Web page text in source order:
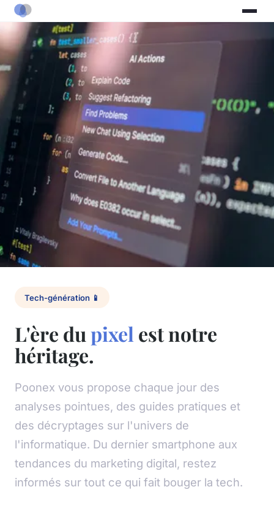
Tech-génération 📱
L'ère dupixel est notre
héritage.
Poonex vous propose chaque jour des
analyses pointues, des guides pratiques et
des décryptages sur l'univers de
l'informatique. Du dernier smartphone aux
tendances du marketing digital, restez
informés sur tout ce qui fait bouger la tech.